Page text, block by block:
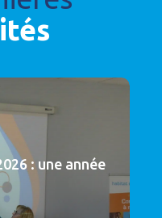
: une année